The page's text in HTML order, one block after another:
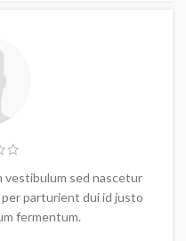
vestibulum sed nascetur
parturient dui id justo
fermentum.